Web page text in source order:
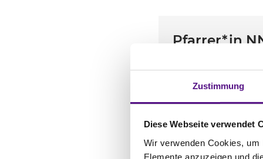
Zustimmung
Diese Webseite verwendet
Wir verwenden Cookies,
Elemente anzuzeigen und
Pfarrer*in
Bredabaan 220
2170Antwerpen
Niederlande